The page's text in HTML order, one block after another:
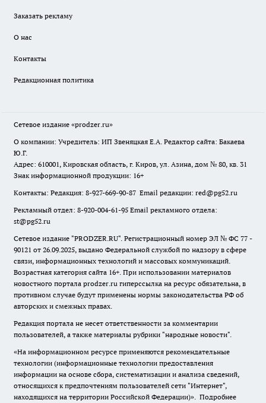
Заказать рекламу
О нас
Контакты
Редакционная политика
Сетевое издание «prodzer.ru»
О компании: Учредитель: ИП Звеняцкая Е.А. Редактор сайта: Бакаева
Ю.Г.
Адрес: 610001, Кировская область, г. Киров, ул. Азина, дом № 80, кв. 31
Знак информационной продукции: 16+
Контакты: Редакция: 8-927-669-90-87 Email редакции: red@pg52.ru
Рекламный отдел: 8-920-004-61-95 Email рекламного отдела:
st@pg52.ru
Сетевое издание "PRODZER.RU". Регистрационный номер ЭЛ № ФС 77 -
90121 от 26.09.2025, выдано Федеральной службой по надзору в сфере
связи, информационных технологий и массовых коммуникаций.
Возрастная категория сайта 16+. При использовании материалов
новостного портала prodzer.ru гиперссылка на ресурс обязательна, в
противном случае будут применены нормы законодательства РФ об
авторских и смежных правах.
Редакция портала не несет ответственности за комментарии
пользователей, а также материалы рубрики "народные новости".
«На информационном ресурсе применяются рекомендательные
технологии (информационные технологии предоставления
информации на основе сбора, систематизации и анализа сведений,
относящихся к предпочтениям пользователей сети "Интернет",
находящихся на территории Российской Федерации)». Подробнее